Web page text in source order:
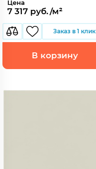
Цена
7 317 руб./м²
Заказ в 1 клик
В корзину